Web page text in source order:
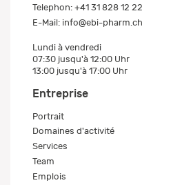
Telephon: +41 31 828 12 22
E-Mail: info@ebi-pharm.ch
Lundi à vendredi
07:30 jusqu'à 12:00 Uhr
13:00 jusqu'à 17:00 Uhr
Entreprise
Portrait
Domaines d'activité
Services
Team
Emplois